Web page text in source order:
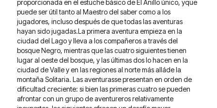
proporcionada en el estuche básico de El Anillo único, yque
puede ser útil tanto al Maestro del saber como a los
jugadores, incluso después de que todas las aventuras
hayan sido jugadas.La primera aventura empieza en la
ciudad del Lago y lleva a los compañeros a través del
bosque Negro, mientras que las cuatro siguientes tienen
lugar al oeste del bosque, y las últimas dos lo hacen en la
ciudad de Valle y en las regiones al norte más alláde la
montaña Solitaria. Las aventurasse presentan en orden de
dificultad creciente: si bien las primeras cuatro se pueden
afrontar con un grupo de aventureros relativamente